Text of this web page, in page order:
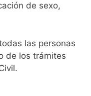
de sexo,
las personas
de los trámites